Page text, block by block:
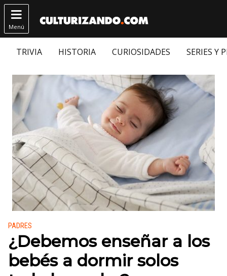

Menú
TRIVIA HISTORIA CURIOSIDADES SERIES Y
Publicado en:
PADRES
¿Debemos enseñar a los
bebés a dormir solos